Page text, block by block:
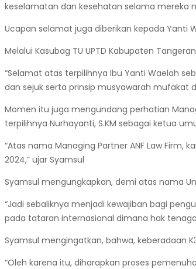
keselamatan dan kesehatan selama mereka
Ucapan selamat juga diberikan kepada Yanti
Melalui Kasubag TU UPTD Kabupaten
“Selamat atas terpilihnya Ibu Yanti Waelah
dan sejuk serta prinsip musyawarah mufakat
Momen itu juga mengundang perhatian
terpilihnya Nurhayanti, S.KM sebagai ketua
“Atas nama Managing Partner ANF Law
2024,” ujar Syamsul
Syamsul mengungkapkan, demi atas nama
“Jadi sebaliknya menjadi kewajiban bagi
pada tataran internasional dimana hak tenaga
Syamsul mengingatkan, bahwa, keberadaan
“Oleh karena itu, diharapkan proses